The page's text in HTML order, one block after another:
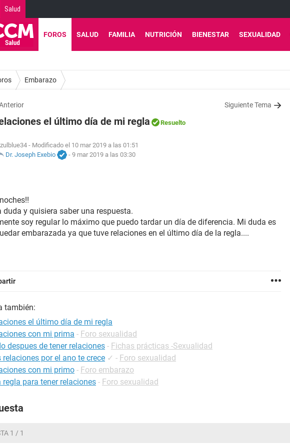
Salud
FOROS SALUD FAMILIA NUTRICIÓN BIENESTAR SEXUALIDAD
Embarazo
Siguiente Tema
el último día de mi regla Resuelto
- Modificado el 10 mar 2019 a las 01:51
Dr. Joseph Exebio
- 9 mar 2019 a las 03:30
duda y quisiera saber una respuesta.
soy regular lo máximo que puedo tardar un día de diferencia. Mi duda es
embarazada ya que tuve relaciones en el último día de la regla....
también:
el último día de mi regla
con mi prima - Foro sexualidad
despues de tener relaciones - Fichas prácticas -Sexualidad
relaciones por el ano te crece ✓ - Foro sexualidad
con mi primo - Foro embarazo
regla para tener relaciones - Foro sexualidad
1 / 1